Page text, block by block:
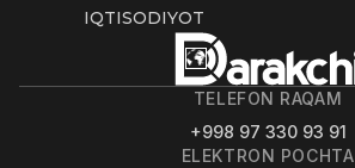
IQTISODIYOT
TELEFON RAQAM
+998 97 330 93 91
ELEKTRON POCHTA